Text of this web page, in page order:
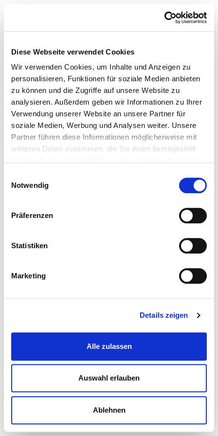
Diese Webseite verwendet Cookies
Wir verwenden Cookies, um Inhalte und Anzeigen zu
personalisieren, Funktionen für soziale Medien anbieten
zu können und die Zugriffe auf unsere Website zu
analysieren. Außerdem geben wir Informationen zu Ihrer
Verwendung unserer Website an unsere Partner für
soziale Medien, Werbung und Analysen weiter. Unsere
Partner führen diese Informationen möglicherweise mit
weiteren Daten zusammen, die Sie ihnen bereitgestellt
Notwendig
Präferenzen
Statistiken
Marketing
Details zeigen
Alle zulassen
Auswahl erlauben
Ablehnen